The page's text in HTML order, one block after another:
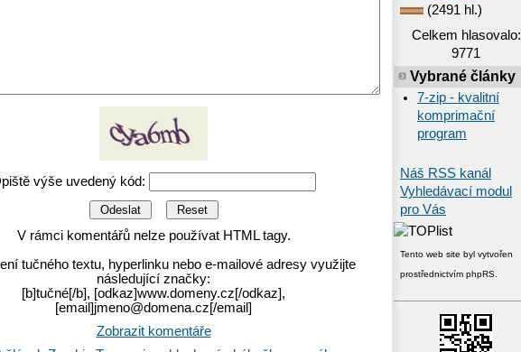
výše uvedený kód:
V rámci komentářů nelze používat HTML tagy.
tučného textu, hyperlinku nebo e-mailové adresy využijte
následující značky:
[b]tučné[/b], [odkaz]www.domeny.cz[/odkaz],
[email]jmeno@domena.cz[/email]
Zobrazit komentáře
(2491 hl.)
Celkem hlasovalo:
9771
Vybrané články
7-zip - kvalitní
komprimační
program
Náš RSS kanál
Vyhledávací modul
pro Vás
Tento web site byl vytvořen
prostřednictvím phpRS.